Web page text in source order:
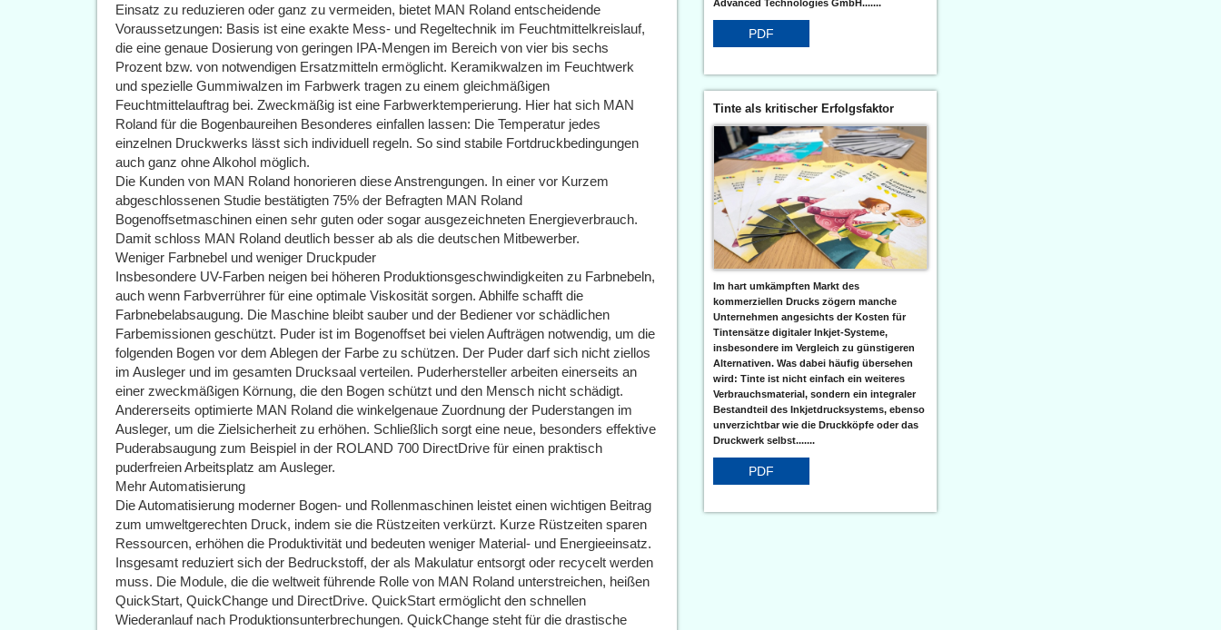
Einsatz zu reduzieren oder ganz zu vermeiden, bietet MAN Roland entscheidende
Voraussetzungen: Basis ist eine exakte Mess- und Regeltechnik im Feuchtmittelkreislauf,
die eine genaue Dosierung von geringen IPA-Mengen im Bereich von vier bis sechs
Prozent bzw. von notwendigen Ersatzmitteln ermöglicht. Keramikwalzen im Feuchtwerk
und spezielle Gummiwalzen im Farbwerk tragen zu einem gleichmäßigen
Feuchtmittelauftrag bei. Zweckmäßig ist eine Farbwerktemperierung. Hier hat sich MAN
Roland für die Bogenbaureihen Besonderes einfallen lassen: Die Temperatur jedes
einzelnen Druckwerks lässt sich individuell regeln. So sind stabile Fortdruckbedingungen
auch ganz ohne Alkohol möglich.
Die Kunden von MAN Roland honorieren diese Anstrengungen. In einer vor Kurzem
abgeschlossenen Studie bestätigten 75% der Befragten MAN Roland
Bogenoffsetmaschinen einen sehr guten oder sogar ausgezeichneten Energieverbrauch.
Damit schloss MAN Roland deutlich besser ab als die deutschen Mitbewerber.
Weniger Farbnebel und weniger Druckpuder
Insbesondere UV-Farben neigen bei höheren Produktionsgeschwindigkeiten zu Farbnebeln,
auch wenn Farbverrührer für eine optimale Viskosität sorgen. Abhilfe schafft die
Farbnebelabsaugung. Die Maschine bleibt sauber und der Bediener vor schädlichen
Farbemissionen geschützt. Puder ist im Bogenoffset bei vielen Aufträgen notwendig, um die
folgenden Bogen vor dem Ablegen der Farbe zu schützen. Der Puder darf sich nicht ziellos
im Ausleger und im gesamten Drucksaal verteilen. Puderhersteller arbeiten einerseits an
einer zweckmäßigen Körnung, die den Bogen schützt und den Mensch nicht schädigt.
Andererseits optimierte MAN Roland die winkelgenaue Zuordnung der Puderstangen im
Ausleger, um die Zielsicherheit zu erhöhen. Schließlich sorgt eine neue, besonders effektive
Puderabsaugung zum Beispiel in der ROLAND 700 DirectDrive für einen praktisch
puderfreien Arbeitsplatz am Ausleger.
Mehr Automatisierung
Die Automatisierung moderner Bogen- und Rollenmaschinen leistet einen wichtigen Beitrag
zum umweltgerechten Druck, indem sie die Rüstzeiten verkürzt. Kurze Rüstzeiten sparen
Ressourcen, erhöhen die Produktivität und bedeuten weniger Material- und Energieeinsatz.
Insgesamt reduziert sich der Bedruckstoff, der als Makulatur entsorgt oder recycelt werden
muss. Die Module, die die weltweit führende Rolle von MAN Roland unterstreichen, heißen
QuickStart, QuickChange und DirectDrive. QuickStart ermöglicht den schnellen
Wiederanlauf nach Produktionsunterbrechungen. QuickChange steht für die drastische
Advanced Technologies GmbH.......
PDF
Tinte als kritischer Erfolgsfaktor
Im hart umkämpften Markt des
kommerziellen Drucks zögern manche
Unternehmen angesichts der Kosten für
Tintensätze digitaler Inkjet-Systeme,
insbesondere im Vergleich zu günstigeren
Alternativen. Was dabei häufig übersehen
wird: Tinte ist nicht einfach ein weiteres
Verbrauchsmaterial, sondern ein integraler
Bestandteil des Inkjetdrucksystems, ebenso
unverzichtbar wie die Druckköpfe oder das
Druckwerk selbst.......
PDF